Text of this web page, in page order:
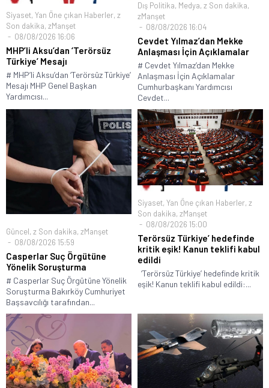
Siyaset, Yan Öne çıkan Haberler, z
Son dakika, zManşet
08/08/2026 16:06
MHP’li Aksu’dan ‘Terörsüz
Türkiye’ Mesajı
# MHP’li Aksu’dan ‘Terörsüz Türkiye’
Mesajı MHP Genel Başkan
Yardımcısı...
Dış Politika, Medya, z Son dakika,
zManşet
08/08/2026 16:04
Cevdet Yılmaz’dan Mekke
Anlaşması İçin Açıklamalar
# Cevdet Yılmaz’dan Mekke
Anlaşması İçin Açıklamalar
Cumhurbaşkanı Yardımcısı
Cevdet...
Güncel, z Son dakika, zManşet
08/08/2026 15:59
Casperlar Suç Örgütüne
Yönelik Soruşturma
# Casperlar Suç Örgütüne Yönelik
Soruşturma Bakırköy Cumhuriyet
Başsavcılığı tarafından...
Siyaset, Yan Öne çıkan Haberler, z
Son dakika, zManşet
08/08/2026 15:00
Terörsüz Türkiye’ hedefinde
kritik eşik! Kanun teklifi kabul
edildi
‘Terörsüz Türkiye’ hedefinde kritik
eşik! Kanun teklifi kabul edildi:...